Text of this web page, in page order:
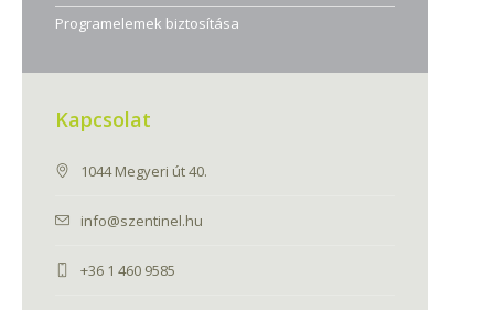
Programelemek biztosítása
Kapcsolat
1044 Megyeri út 40.
info@szentinel.hu
+36 1 460 9585